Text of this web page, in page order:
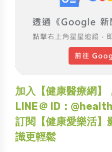
加入【健康醫療網】
LINE＠ ID：
訂閱【健康愛樂活】
識更輕鬆